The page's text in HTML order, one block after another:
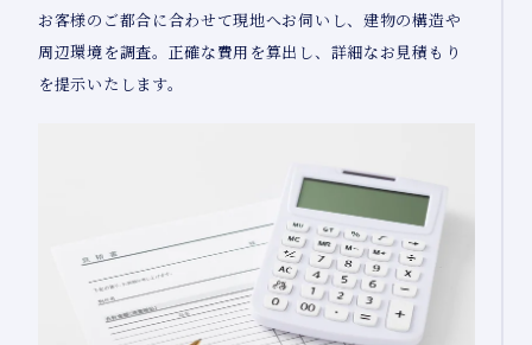
お客様のご都合に合わせて現地へお伺いし、建物の構造や
周辺環境を調査。正確な費用を算出し、詳細なお見積もり
を提示いたします。